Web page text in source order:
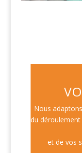
Nous
du
et de vos